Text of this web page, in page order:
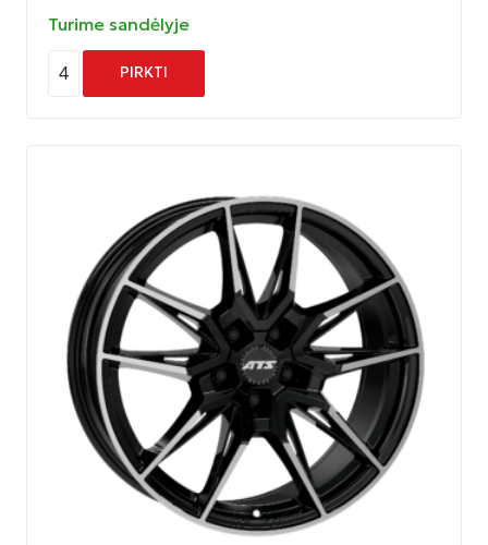
Turime sandėlyje
4 PIRKTI